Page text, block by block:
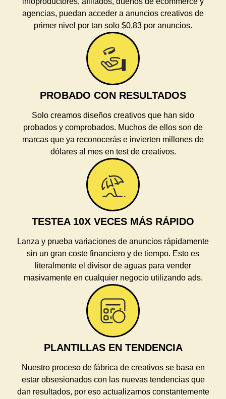
agencias, puedan acceder a anuncios creativos de
primer nivel por tan solo $0,83 por anuncios.
PROBADO CON RESULTADOS
Solo creamos diseños creativos que han sido
probados y comprobados. Muchos de ellos son de
marcas que ya reconocerás e invierten millones de
dólares al mes en test de creativos.
TESTEA 10X VECES MÁS RÁPIDO
Lanza y prueba variaciones de anuncios rápidamente
sin un gran coste financiero y de tiempo. Esto es
literalmente el divisor de aguas para vender
masivamente en cualquier negocio utilizando ads.
PLANTILLAS EN TENDENCIA
Nuestro proceso de fábrica de creativos se basa en
estar obsesionados con las nuevas tendencias que
dan resultados, por eso actualizamos constantemente